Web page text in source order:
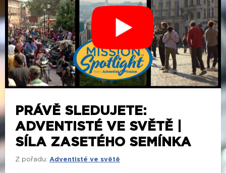
PRÁVĚ SLEDUJETE:
ADVENTISTÉ VE SVĚTĚ |
SÍLA ZASETÉHO SEMÍNKA
Z pořadu: Adventisté ve světě